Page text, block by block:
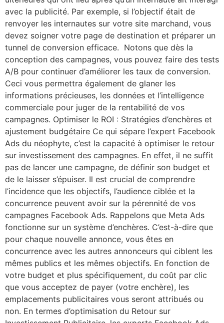
avec la publicité. Par exemple, si l’objectif était de
renvoyer les internautes sur votre site marchand, vous
devez soigner votre page de destination et préparer un
tunnel de conversion efficace. Notons que dès la
conception des campagnes, vous pouvez faire des tests
A/B pour continuer d’améliorer les taux de conversion.
Ceci vous permettra également de glaner les
informations précieuses, les données et l’intelligence
commerciale pour juger de la rentabilité de vos
campagnes. Optimiser le ROI : Stratégies d’enchères et
ajustement budgétaire Ce qui sépare l’expert Facebook
Ads du néophyte, c’est la capacité à optimiser le retour
sur investissement des campagnes. En effet, il ne suffit
pas de lancer une campagne, de définir son budget et
de le laisser s’épuiser. Il est crucial de comprendre
l’incidence que les objectifs, l’audience ciblée et la
concurrence peuvent avoir sur la pérennité de vos
campagnes Facebook Ads. Rappelons que Meta Ads
fonctionne sur un système d’enchères. C’est-à-dire que
pour chaque nouvelle annonce, vous êtes en
concurrence avec les autres annonceurs qui ciblent les
mêmes publics et les mêmes objectifs. En fonction de
votre budget et plus spécifiquement, du coût par clic
que vous acceptez de payer (votre enchère), les
emplacements publicitaires vous seront attribués ou
non. En termes d’optimisation du Retour sur